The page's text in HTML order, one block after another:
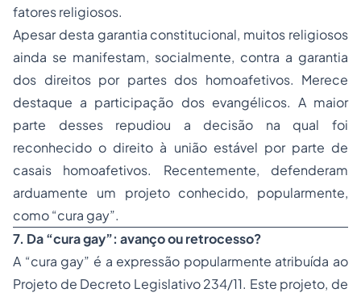
fatores religiosos.
Apesar desta garantia constitucional, muitos religiosos
ainda se manifestam, socialmente, contra a garantia
dos direitos por partes dos homoafetivos. Merece
destaque a participação dos evangélicos. A maior
parte desses repudiou a decisão na qual foi
reconhecido o direito à união estável por parte de
casais homoafetivos. Recentemente, defenderam
arduamente um projeto conhecido, popularmente,
como “cura gay”.
7. Da “cura gay”: avanço ou retrocesso?
A “cura gay” é a expressão popularmente atribuída ao
Projeto de Decreto Legislativo 234/11. Este projeto, de